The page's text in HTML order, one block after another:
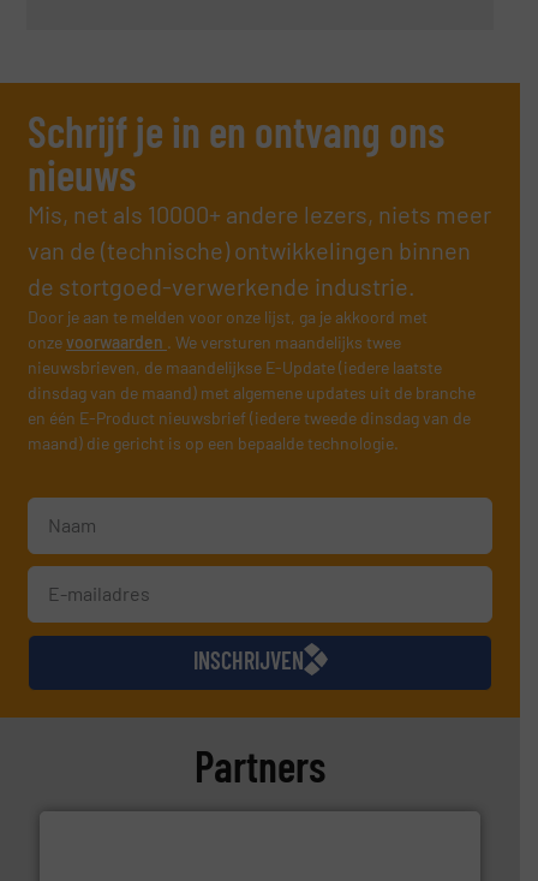
Schrijf je in en ontvang ons
nieuws
Mis, net als 10000+ andere lezers, niets meer
van de (technische) ontwikkelingen binnen
de stortgoed-verwerkende industrie.
Door je aan te melden voor onze lijst, ga je akkoord met
onzevoorwaarden . We versturen maandelijks twee
nieuwsbrieven, de maandelijkse E-Update (iedere laatste
dinsdag van de maand) met algemene updates uit de branche
en één E-Product nieuwsbrief (iedere tweede dinsdag van de
maand) die gericht is op een bepaalde technologie.
INSCHRIJVEN
Partners